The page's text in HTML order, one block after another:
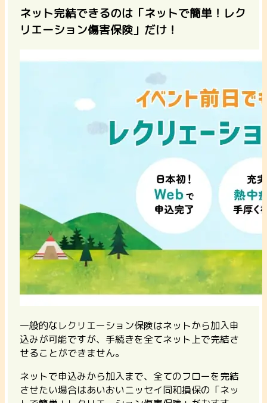
ネット完結できるのは「ネットで簡単！レク
リエーション傷害保険」だけ！
一般的なレクリエーション保険はネットから加入申
込みが可能ですが、手続きを全てネット上で完結さ
せることができません。
ネットで申込みから加入まで、全てのフローを完結
させたい場合はあいおいニッセイ同和損保の「ネッ